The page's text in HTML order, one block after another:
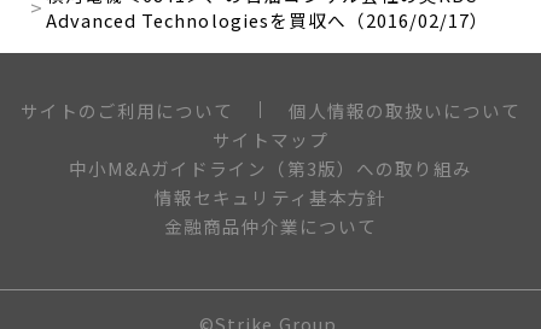
Advanced Technologiesを買収へ（2016/02/17）
サイトのご利用について
個人情報の取扱いについて
サイトマップ
中小M&Aガイドライン（第3版）への取り組み
情報セキュリティ基本方針
金融商品仲介業について